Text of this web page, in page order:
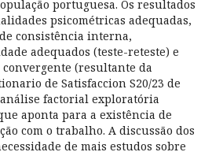
portuguesa. Os resultados
psicométricas adequadas,
consistência interna,
adequados (teste-reteste) e
(resultante da
de Satisfaccion S20/23 de
factorial exploratória
aponta para a existência de
com o trabalho. A discussão dos
de mais estudos sobre